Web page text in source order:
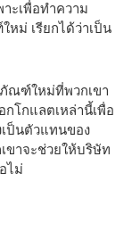
ะเพื่อทําความ
หม่ เรียกได้ว่าเป็น
ณฑ์ใหม่ที่พวกเขา
โกแลตเหล่านี้เพื่อ
ป็นตัวแทนของ
ขาจะช่วยให้บริษัท
ไม่